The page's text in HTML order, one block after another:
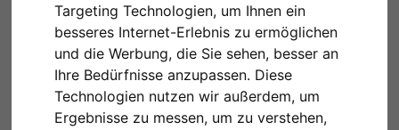
Targeting Technologien, um Ihnen ein
besseres Internet-Erlebnis zu ermöglichen
und die Werbung, die Sie sehen, besser an
Ihre Bedürfnisse anzupassen. Diese
Technologien nutzen wir außerdem, um
Ergebnisse zu messen, um zu verstehen,